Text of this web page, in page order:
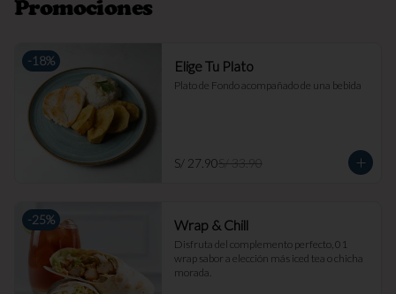
Promociones
-18% Elige Tu Plato
Plato de Fondo acompañado de una bebida
S/ 27.90S/ 33.90
-25% Wrap & Chill
Disfruta del complemento perfecto, 01
wrap sabor a elección más iced tea o chicha
morada.